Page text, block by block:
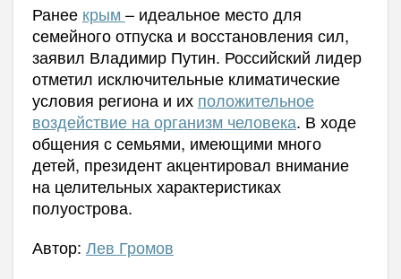
Ранее крым– идеальное место для
семейного отпуска и восстановления сил,
заявил Владимир Путин. Российский лидер
отметил исключительные климатические
условия региона и их положительное
воздействие на организм человека. В ходе
общения с семьями, имеющими много
детей, президент акцентировал внимание
на целительных характеристиках
полуострова.
Автор: Лев Громов